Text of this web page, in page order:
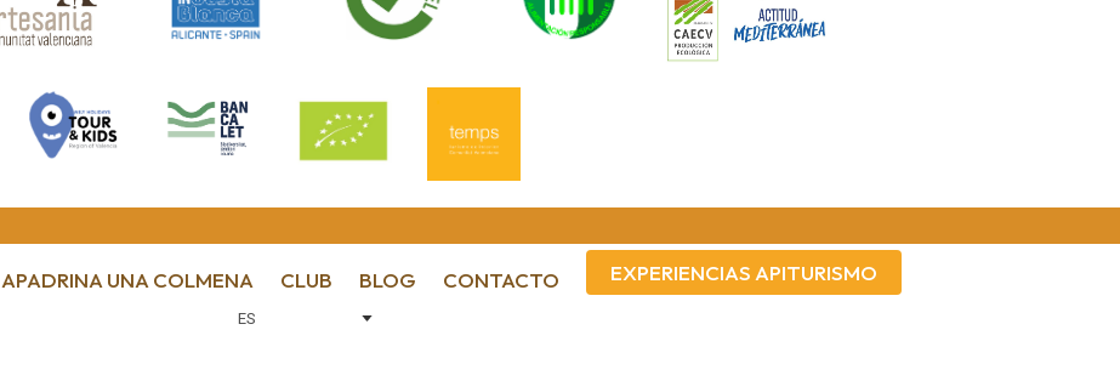
🐝 ¡Bienvenid@ a Miel Montgó! Detrás
de cada gota de miel hay miles de
APADRINA UNA COLMENA CLUB BLOG CONTACTO EXPERIENCIAS APITURISMO